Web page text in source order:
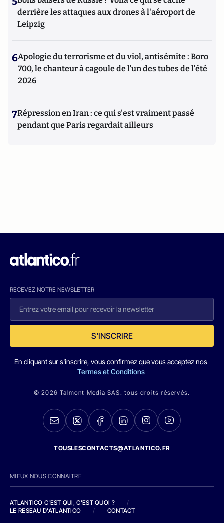
derrière les attaques aux drones à l'aéroport de
Leipzig
6Apologie du terrorisme et du viol, antisémite : Boro
700, le chanteur à cagoule de l’un des tubes de l’été
2026
7Répression en Iran : ce qui s'est vraiment passé
pendant que Paris regardait ailleurs
RECEVEZ NOTRE NEWSLETTER
S'INSCRIRE
En cliquant sur s'inscrire, vous confirmez que vous acceptez nos
Termes et Conditions
© 2026 Talmont Media SAS. tous droits réservés.
TOUSLESCONTACTS@ATLANTICO.FR
MIEUX NOUS CONNAITRE
ATLANTICO C'EST QUI, C'EST QUOI ?
/
LE RESEAU D'ATLANTICO
/ CONTACT